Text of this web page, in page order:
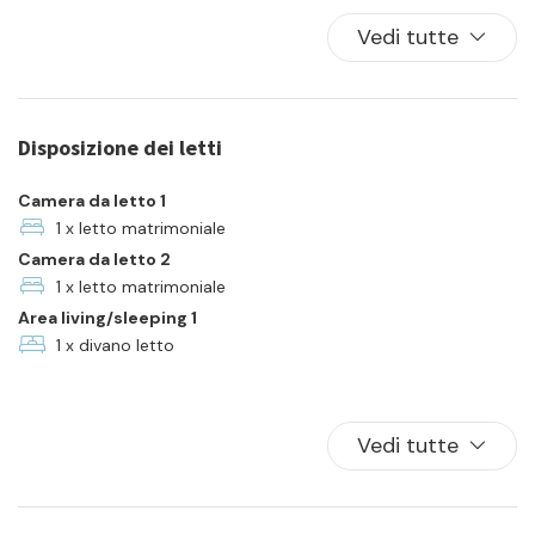
Forno
Giardino
Parcheggio
Piatti e ciotole
Piscina comune
Rurale
Self check-in
Vedi tutte
Disposizione dei letti
Camera da letto 1
1 x letto matrimoniale
Camera da letto 2
1 x letto matrimoniale
Area living/sleeping 1
1 x divano letto
Vedi tutte